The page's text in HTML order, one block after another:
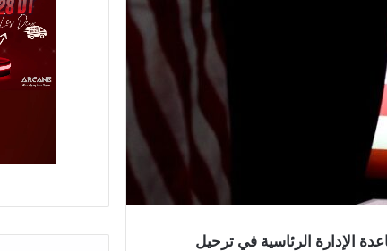
الإدارة الرئاسية في ترحيل